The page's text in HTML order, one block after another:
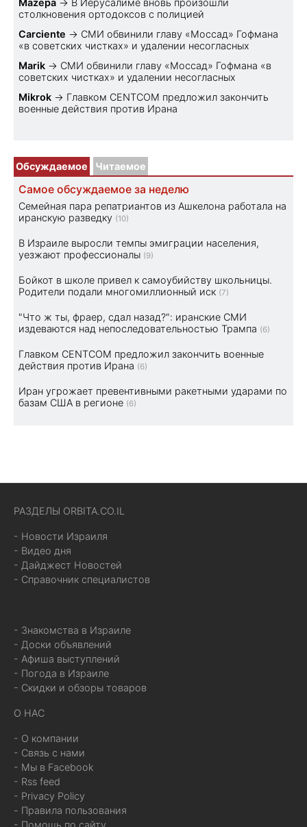
Mazepa → В Иерусалиме вновь произошли
столкновения ортодоксов с полицией
Carciente → СМИ обвинили главу «Моссад» Гофмана
«в советских чистках» и удалении несогласных
Marik → СМИ обвинили главу «Моссад» Гофмана «в
советских чистках» и удалении несогласных
Mikrok → Главком CENTCOM предложил закончить
военные действия против Ирана
Обсуждаемое Читаемое
Самое обсуждаемое за неделю
Семейная пара репатриантов из Ашкелона работала на
иранскую разведку (10)
В Израиле выросли темпы эмиграции населения,
уезжают профессионалы (9)
Бойкот в школе привел к самоубийству школьницы.
Родители подали многомиллионный иск (7)
"Что ж ты, фраер, сдал назад?": иранские СМИ
издеваются над непоследовательностью Трампа (6)
Главком CENTCOM предложил закончить военные
действия против Ирана (6)
Иран угрожает превентивными ракетными ударами по
базам США в регионе (6)
РАЗДЕЛЫ ORBITA.CO.IL
- Новости Израиля
- Видео дня
- Дайджест Новостей
- Справочник специалистов
- Знакомства в Израиле
- Доски объявлений
- Афиша выступлений
- Погода в Израиле
- Скидки и обзоры товаров
О НАС
- О компании
- Связь с нами
- Мы в Facebook
- Rss feed
- Privacy Policy
- Правила пользования